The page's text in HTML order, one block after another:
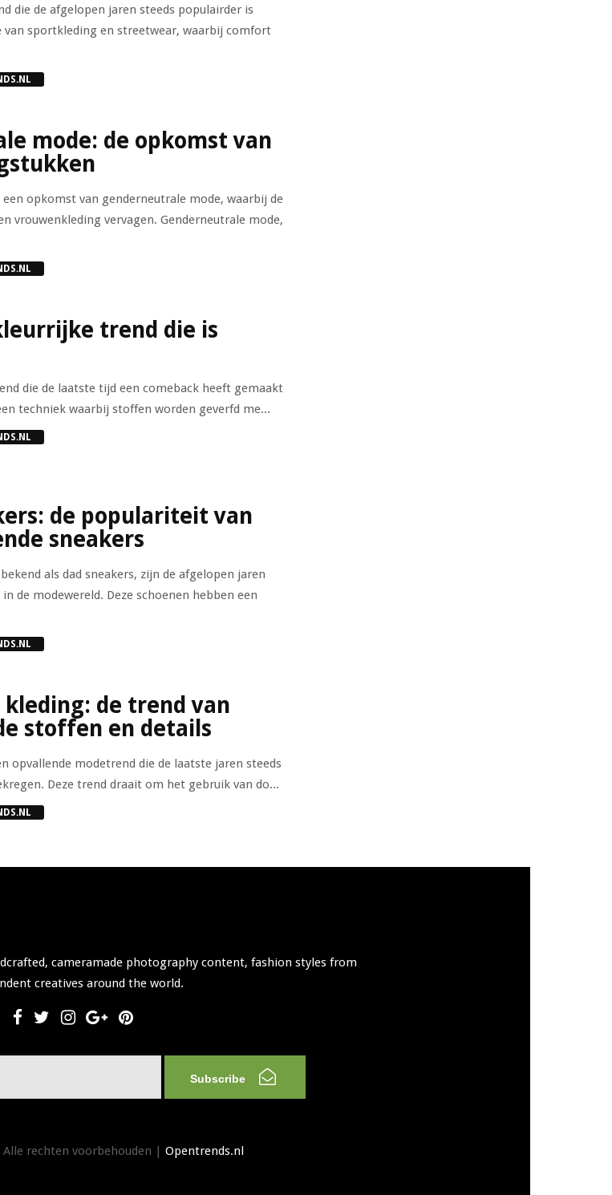
die de afgelopen jaren steeds populairder is
van sportkleding en streetwear, waarbij comfort
mode: de opkomst van
opkomst van genderneutrale mode, waarbij de
vrouwenkleding vervagen. Genderneutrale mode,
trend die is
die de laatste tijd een comeback heeft gemaakt
techniek waarbij stoffen worden geverfd me...
de populariteit van
sneakers
als dad sneakers, zijn de afgelopen jaren
de modewereld. Deze schoenen hebben een
de trend van
stoffen en details
opvallende modetrend die de laatste jaren steeds
Deze trend draait om het gebruik van do...
cameramade photography content, fashion styles from
creatives around the world.
Subscribe
rechten voorbehouden | Opentrends.nl